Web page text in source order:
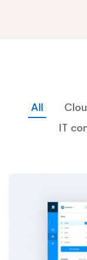
All
IT